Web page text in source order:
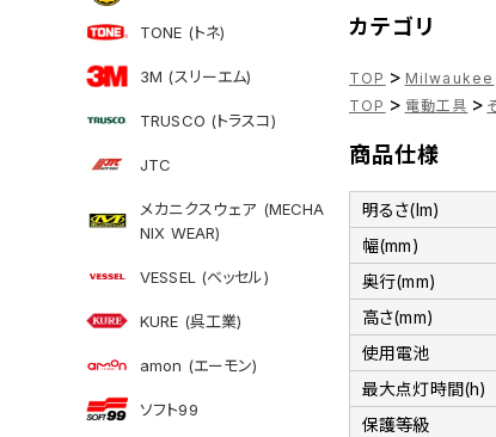
TONE (トネ)
3M (スリーエム)
TRUSCO (トラスコ)
JTC
メカニクスウェア (MECHA
NIX WEAR)
VESSEL (ベッセル)
KURE (呉工業)
amon (エーモン)
ソフト99
カテゴリ
TOP > Milwaukee
TOP > 電動工具 >
商品仕様
明るさ(lm)
幅(mm)
奥行(mm)
高さ(mm)
使用電池
最大点灯時間(h)
保護等級